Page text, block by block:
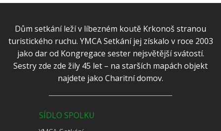
Dům setkání leží v líbezném koutě Krkonoš stranou
turistického ruchu. YMCA Setkání jej získalo v roce 2003
jako dar od Kongregace sester nejsvětější svátostí.
Sestry zde zde žily 45 let – na starších mapách objekt
najdete jako Charitní domov.
SÍDLO SPOLKU